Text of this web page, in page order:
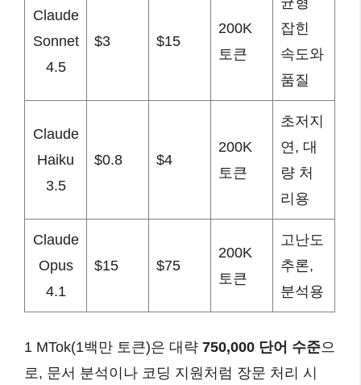
Claude
Sonnet
4.5
$3 $15
200K
토큰
잡힌
속도와
품질
Claude
Haiku
3.5
$0.8 $4
200K
토큰
초저지
연, 대
량 처
리용
Claude
Opus
4.1
$15 $75
200K
토큰
고난도
추론,
분석용
1 MTok(1백만 토큰)은 대략 750,000 단어 수준으
로, 문서 분석이나 코딩 지원처럼 장문 처리 시